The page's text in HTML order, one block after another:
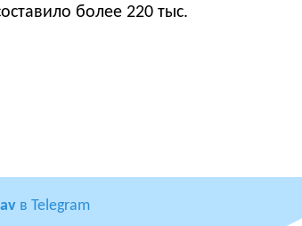
более 220 тыс.
в Telegram